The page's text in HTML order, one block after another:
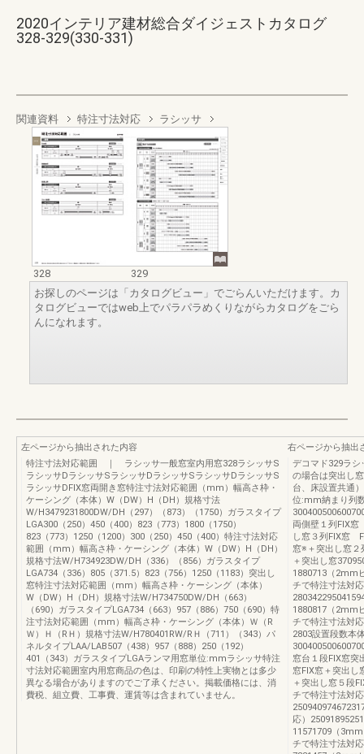
2020インテリア建材総合ダイジェストカタログ
328-329(330-331)
関連資料 特注寸法対応 ラシッサ
328
329
お探しのページは「カタログビュー」でごらんいただけます。カ
タログビューではweb上でパラパラめくりながらカタログをごら
んになれます。
左ページから抽出された内容
特注寸法対応範囲 ｜ ラシッサ一般窓室内用窓328ラシッサS
ラシッサDラシッサSラシッサDラシッサSラシッサDラシッサS
ラシッサDFIX窓両開き窓特注寸法対応範囲（mm）幅高さ枠・
ケーシング（本体）W（DW）H（DH）規格寸法
W/H3479231800DW/DH（297）（873）（1750）ガラスタイプ
LGA300（250）450（400）823（773）1800（1750）
823（773）1250（1200）300（250）450（400）特注寸法対応
範囲（mm）幅高さ枠・ケーシング（本体）W（DW）H（DH）
規格寸法W/H734923DW/DH（336）（856）ガラスタイプ
LGA734（336）805（371.5）823（756）1250（1183）突出し
窓特注寸法対応範囲（mm）幅高さ枠・ケーシング（本体）
W（DW）H（DH）規格寸法W/H734750DW/DH（663）
（690）ガラスタイプLGA734（663）957（886）750（690）特
注寸法対応範囲（mm）幅高さ枠・ケーシング（本体）Ｗ（R
Ｗ）Ｈ（RＨ）規格寸法W/H780401RW/RＨ（711）（343）パ
ネルタイプLAA/LAB507（438）957（888）250（192）
401（343）ガラスタイプLGAランマ用窓単位:mmラシッサ特注
寸法対応範囲室内用窓商品の色は、印刷の特性上実物とは多少
異なる場合がありますのでご了承ください。掲載価格には、消
費税、組立費、工事費、運賃等は含まれていません。
右ページから抽出
デコマド329ラ
の場合は突出し
台、床設置共通
位:mm納まり列
両側壁１列FIX
し窓３列FIX窓
窓※＋突出し窓
＋突出し窓
1880713（2mm
チで特注寸法対
1880817（2mm
チで特注寸法対
2803設置段数本
窓台１段FIX窓突
窓FIX窓＋突出し
＋突出し窓５段
チで特注寸法対
応）
11571709（
チで特注寸法対